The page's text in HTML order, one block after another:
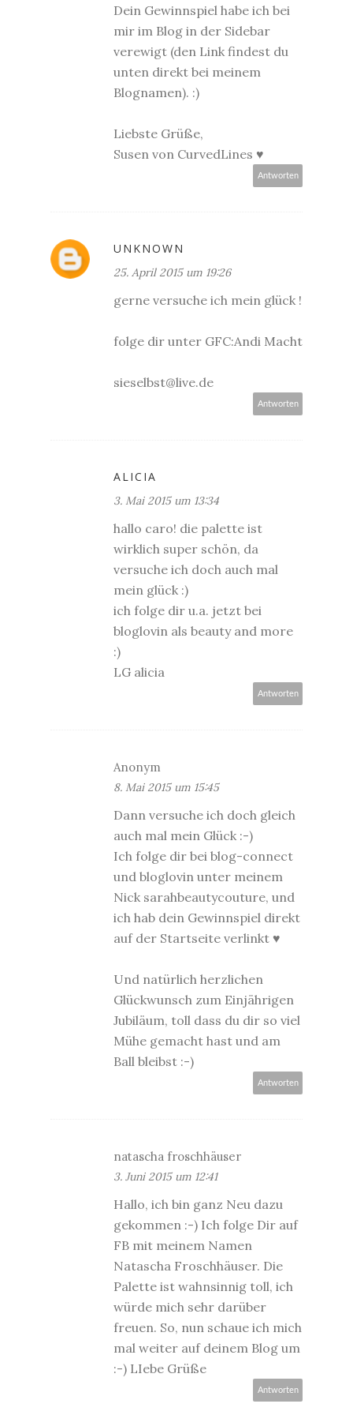
Dein Gewinnspiel habe ich bei
mir im Blog in der Sidebar
verewigt (den Link findest du
unten direkt bei meinem
Blognamen). :)
Liebste Grüße,
Susen von CurvedLines ♥
Antworten
UNKNOWN
25. April 2015 um 19:26
gerne versuche ich mein glück !
folge dir unter GFC:Andi Macht
sieselbst@live.de
Antworten
ALICIA
3. Mai 2015 um 13:34
hallo caro! die palette ist
wirklich super schön, da
versuche ich doch auch mal
mein glück :)
ich folge dir u.a. jetzt bei
bloglovin als beauty and more
:)
LG alicia
Antworten
Anonym
8. Mai 2015 um 15:45
Dann versuche ich doch gleich
auch mal mein Glück :-)
Ich folge dir bei blog-connect
und bloglovin unter meinem
Nick sarahbeautycouture, und
ich hab dein Gewinnspiel direkt
auf der Startseite verlinkt ♥
Und natürlich herzlichen
Glückwunsch zum Einjährigen
Jubiläum, toll dass du dir so viel
Mühe gemacht hast und am
Ball bleibst :-)
Antworten
natascha froschhäuser
3. Juni 2015 um 12:41
Hallo, ich bin ganz Neu dazu
gekommen :-) Ich folge Dir auf
FB mit meinem Namen
Natascha Froschhäuser. Die
Palette ist wahnsinnig toll, ich
würde mich sehr darüber
freuen. So, nun schaue ich mich
mal weiter auf deinem Blog um
:-) LIebe Grüße
Antworten